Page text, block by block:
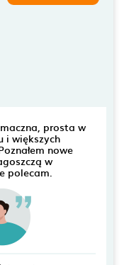
prosta w
i większych
nowe
w
polecam.